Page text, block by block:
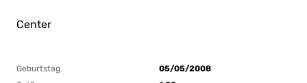
Center
Geburtstag
05/05/2008